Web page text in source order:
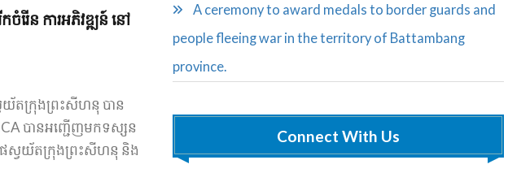
រើន ការអភិវឌ្ឍន៍ នៅ​
យ័ត​ក្រុងព្រះសីហនុ បាន​
បាន​អញ្ជើញ​មក​ទស្សន
ផែ​ស្វយ័ត​ក្រុងព្រះសីហនុ និង​
A ceremony to award medals to border guards and
people fleeing war in the territory of Battambang
province.
Connect With Us